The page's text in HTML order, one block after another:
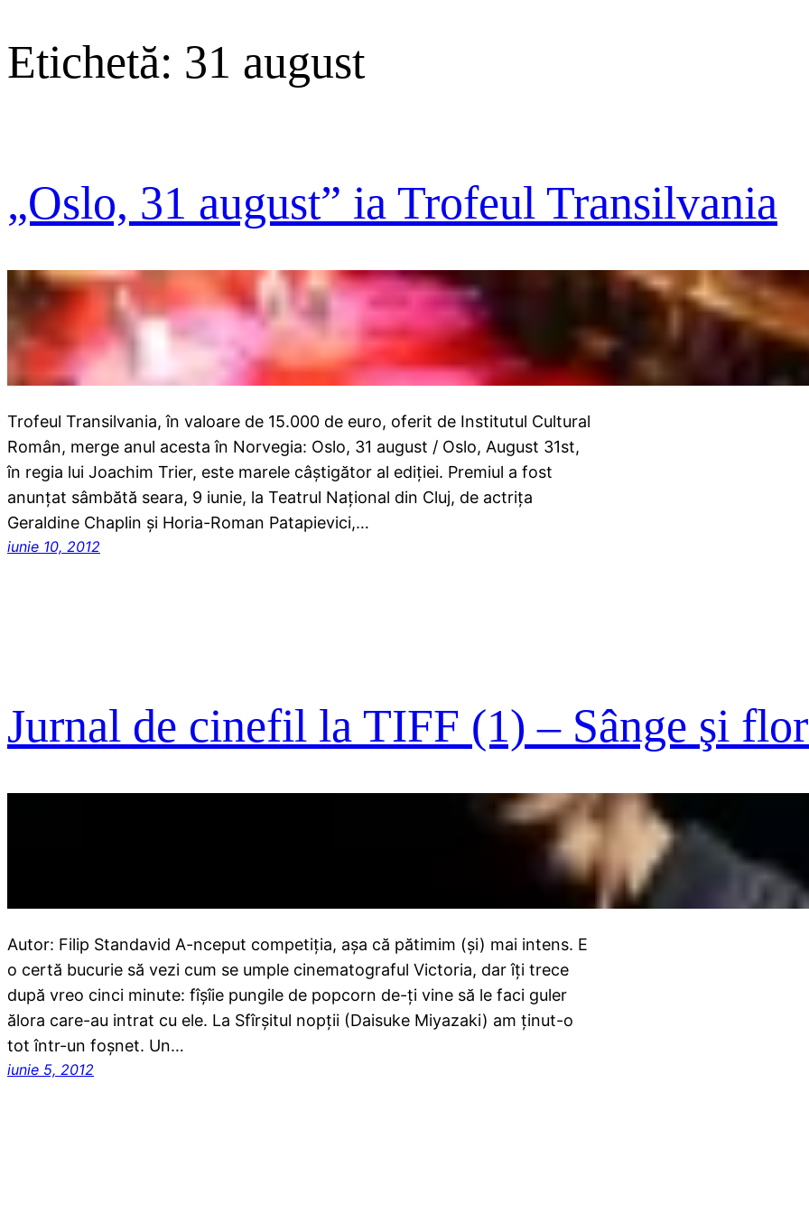
Etichetă: 31 august
„Oslo, 31 august” ia Trofeul Transilvania
Trofeul Transilvania, în valoare de 15.000 de euro, oferit de Institutul Cultural
Român, merge anul acesta în Norvegia: Oslo, 31 august / Oslo, August 31st,
în regia lui Joachim Trier, este marele câștigător al ediției. Premiul a fost
anunțat sâmbătă seara, 9 iunie, la Teatrul Național din Cluj, de actrița
Geraldine Chaplin și Horia-Roman Patapievici,…
iunie 10, 2012
Jurnal de cinefil la TIFF (1) – Sânge şi
Autor: Filip Standavid A-nceput competiţia, aşa că pătimim (şi) mai intens. E
o certă bucurie să vezi cum se umple cinematograful Victoria, dar îţi trece
după vreo cinci minute: fîşîie pungile de popcorn de-ţi vine să le faci guler
ălora care-au intrat cu ele. La Sfîrşitul nopţii (Daisuke Miyazaki) am ţinut-o
tot într-un foşnet. Un…
iunie 5, 2012